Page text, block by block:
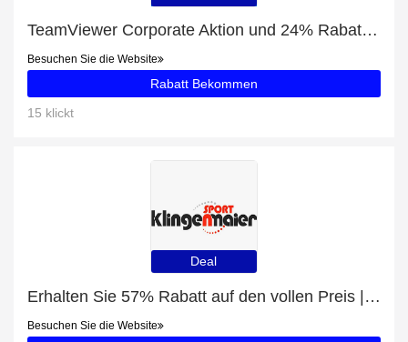
TeamViewer Corporate Aktion und 24% Rabatt Ausverkauf
Besuchen Sie die Website
Rabatt Bekommen
15 klickt
Deal
Erhalten Sie 57% Rabatt auf den vollen Preis | 5% Rabatt auf Columbia Puffect Hooded Jacket Herren Winterjacke grün schwarz
Besuchen Sie die Website